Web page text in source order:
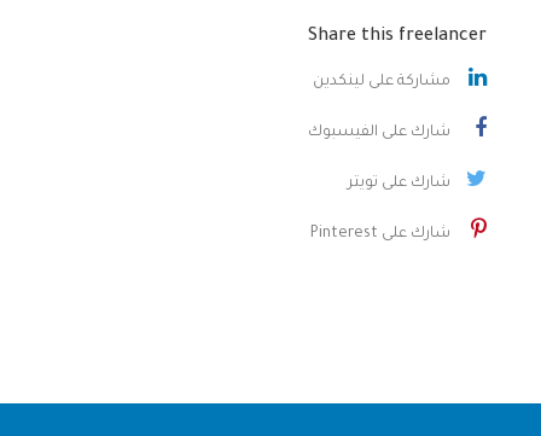
Share this freelancer
مشاركة على لينكدين
شارك على الفيسبوك
شارك على تويتر
شارك على Pinterest